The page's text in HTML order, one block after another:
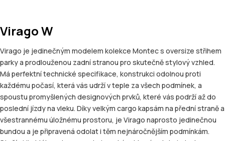
Virago W
Virago je jedinečným modelem kolekce Montec s oversize střihem
parky a prodlouženou zadní stranou pro skutečně stylový vzhled.
Má perfektní technické specifikace, konstrukci odolnou proti
každému počasí, která vás udrží v teple za všech podmínek, a
spoustu promyšlených designových prvků, které vás podrží až do
poslední jízdy na vleku. Díky velkým cargo kapsám na přední straně a
všestrannému úložnému prostoru, je Virago naprosto jedinečnou
bundou a je připravená odolat i těm nejnáročnějším podmínkám.